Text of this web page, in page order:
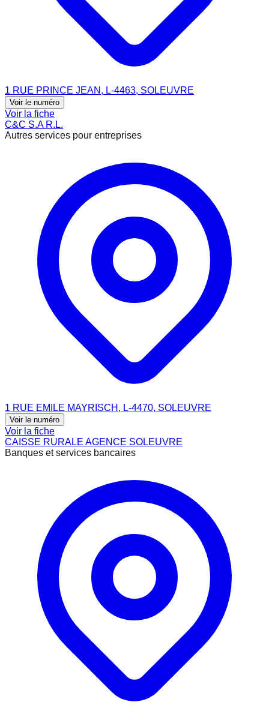
1 RUE PRINCE JEAN, L-4463, SOLEUVRE
Voir le numéro
Voir la fiche
C&C S.A R.L.
Autres services pour entreprises
1 RUE EMILE MAYRISCH, L-4470, SOLEUVRE
Voir le numéro
Voir la fiche
CAISSE RURALE AGENCE SOLEUVRE
Banques et services bancaires